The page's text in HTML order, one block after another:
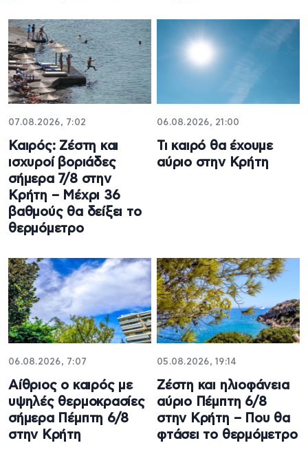
07.08.2026, 7:02
Καιρός: Ζέστη και
ισχυροί βοριάδες
σήμερα 7/8 στην
Κρήτη – Μέχρι 36
βαθμούς θα δείξει το
θερμόμετρο
06.08.2026, 21:00
Τι καιρό θα έχουμε
αύριο στην Κρήτη
06.08.2026, 7:07
Αίθριος o καιρός με
υψηλές θερμοκρασίες
σήμερα Πέμπτη 6/8
στην Κρήτη
05.08.2026, 19:14
Ζέστη και ηλιοφάνεια
αύριο Πέμπτη 6/8
στην Κρήτη – Που θα
φτάσει το θερμόμετρο